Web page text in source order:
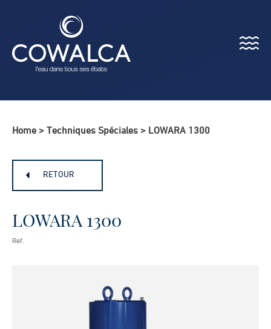
Menu
Home > Techniques Spéciales > LOWARA 1300
RETOUR
LOWARA 1300
Ref.